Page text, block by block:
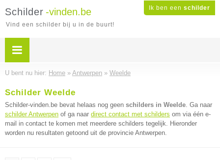
Ik ben een schilder
Schilder -vinden.be
Vind een schilder bij u in de buurt!
U bent nu hier: Home » Antwerpen » Weelde
Schilder Weelde
Schilder-vinden.be bevat helaas nog geen schilders in Weelde. Ga naar
schilder Antwerpen of ga naar direct contact met schilders om via één e-
mail in contact te komen met meerdere schilders tegelijk. Hieronder
worden nu resultaten getoond uit de provincie Antwerpen.